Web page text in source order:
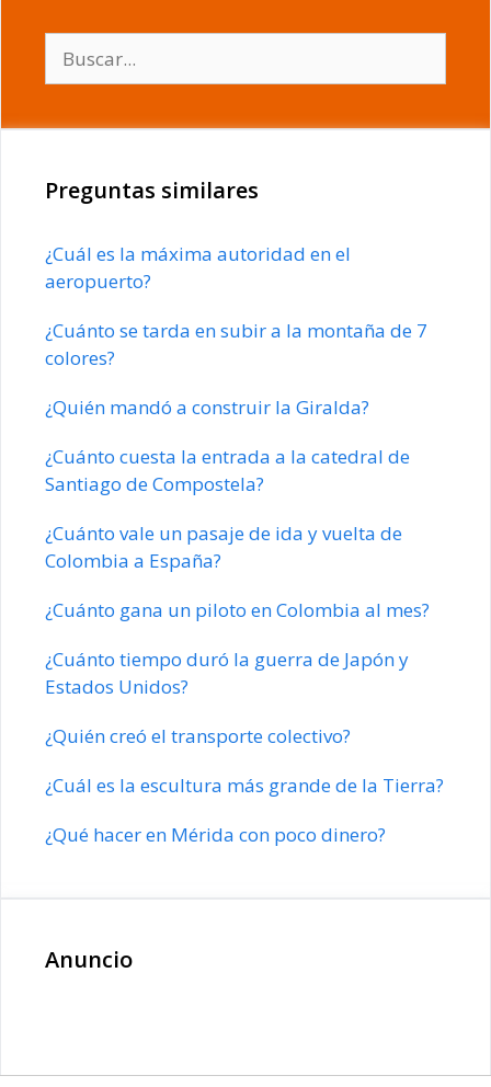
Preguntas similares
¿Cuál es la máxima autoridad en el
aeropuerto?
¿Cuánto se tarda en subir a la montaña de 7
colores?
¿Quién mandó a construir la Giralda?
¿Cuánto cuesta la entrada a la catedral de
Santiago de Compostela?
¿Cuánto vale un pasaje de ida y vuelta de
Colombia a España?
¿Cuánto gana un piloto en Colombia al mes?
¿Cuánto tiempo duró la guerra de Japón y
Estados Unidos?
¿Quién creó el transporte colectivo?
¿Cuál es la escultura más grande de la Tierra?
¿Qué hacer en Mérida con poco dinero?
Anuncio